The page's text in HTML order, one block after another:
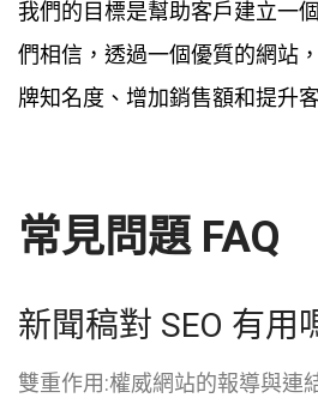
我們的目標是幫助客戶建立一
們相信，透過一個優質的網站
牌知名度、增加銷售額和提升
常見問題 FAQ
新聞稿對 SEO 有用
雙重作用:權威網站的報導與連